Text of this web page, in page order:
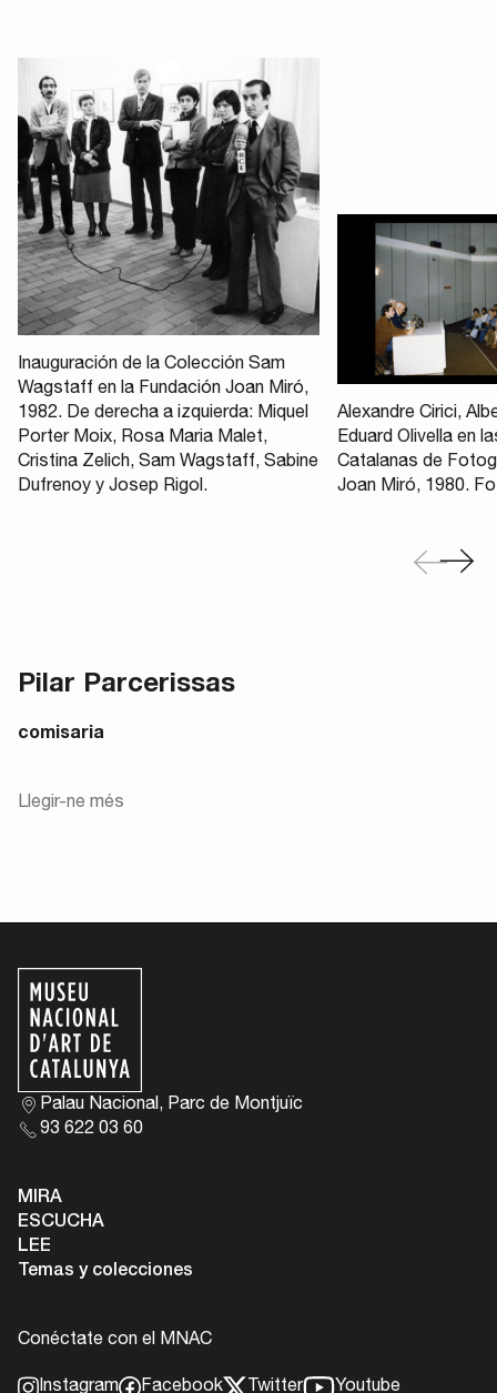
Inauguración de la Colección Sam
Wagstaff en la Fundación Joan Miró,
1982. De derecha a izquierda: Miquel
Porter Moix, Rosa Maria Malet,
Cristina Zelich, Sam Wagstaff, Sabine
Dufrenoy y Josep Rigol.
Alexandre Cirici,
Eduard Olivella en
Catalanas de
Joan Miró, 1980.
Pilar Parcerissas
comisaria
Llegir-ne més
Palau Nacional, Parc de Montjuïc
93 622 03 60
MIRA
ESCUCHA
LEE
Temas y colecciones
Conéctate con el MNAC
Instagram Facebook Twitter Youtube